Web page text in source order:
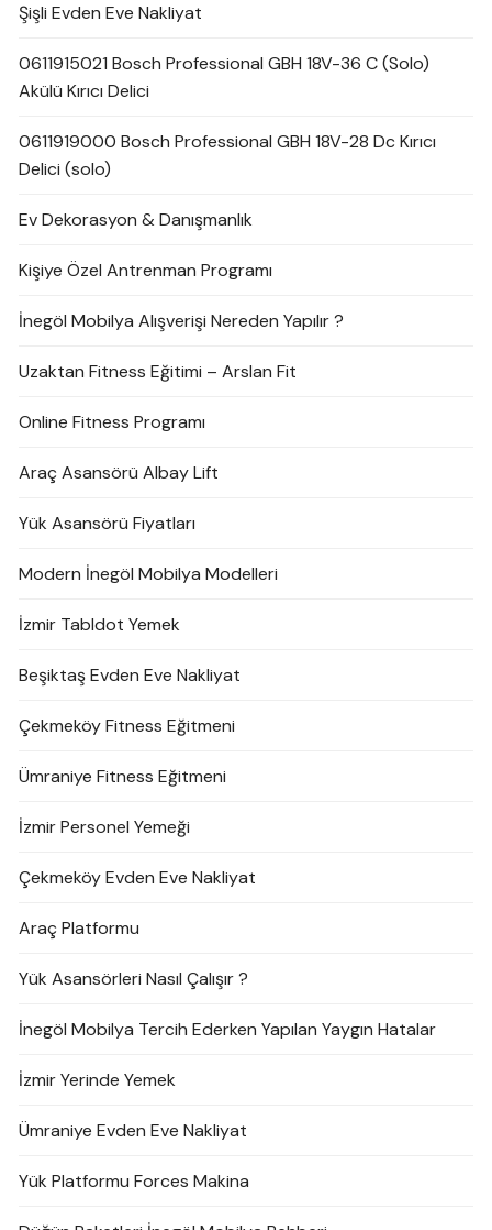
Şişli Evden Eve Nakliyat
0611915021 Bosch Professional GBH 18V-36 C (Solo)
Akülü Kırıcı Delici
0611919000 Bosch Professional GBH 18V-28 Dc Kırıcı
Delici (solo)
Ev Dekorasyon & Danışmanlık
Kişiye Özel Antrenman Programı
İnegöl Mobilya Alışverişi Nereden Yapılır ?
Uzaktan Fitness Eğitimi – Arslan Fit
Online Fitness Programı
Araç Asansörü Albay Lift
Yük Asansörü Fiyatları
Modern İnegöl Mobilya Modelleri
İzmir Tabldot Yemek
Beşiktaş Evden Eve Nakliyat
Çekmeköy Fitness Eğitmeni
Ümraniye Fitness Eğitmeni
İzmir Personel Yemeği
Çekmeköy Evden Eve Nakliyat
Araç Platformu
Yük Asansörleri Nasıl Çalışır ?
İnegöl Mobilya Tercih Ederken Yapılan Yaygın Hatalar
İzmir Yerinde Yemek
Ümraniye Evden Eve Nakliyat
Yük Platformu Forces Makina